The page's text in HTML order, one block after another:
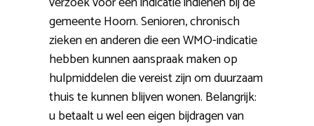
gemeente Hoorn. Senioren, chronisch
zieken en anderen die een WMO-indicatie
hebben kunnen aanspraak maken op
hulpmiddelen die vereist zijn om duurzaam
thuis te kunnen blijven wonen. Belangrijk:
u betaalt u wel een eigen bijdragen van